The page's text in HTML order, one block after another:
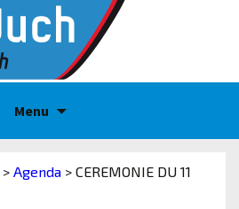
Menu
> Agenda > CEREMONIE DU 11